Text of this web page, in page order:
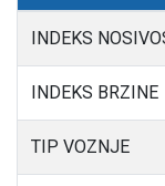
INDEKS
INDEKS BRZINE
TIP VOZNJE